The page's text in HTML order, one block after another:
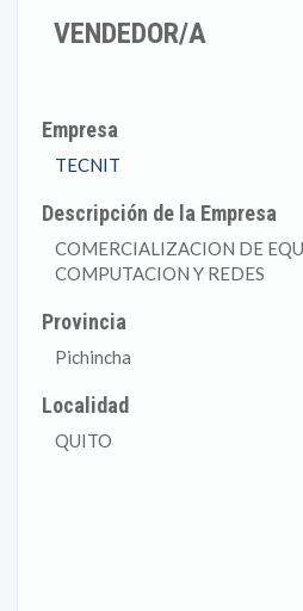
VENDEDOR/A
Empresa
TECNIT
Descripción de la Empresa
COMERCIALIZACION DE
COMPUTACION Y REDES
Provincia
Pichincha
Localidad
QUITO